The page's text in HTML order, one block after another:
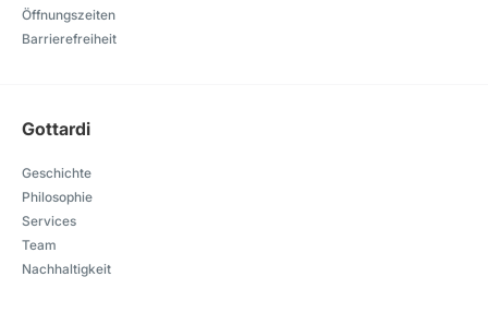
Öffnungszeiten
Barrierefreiheit
Gottardi
Geschichte
Philosophie
Services
Team
Nachhaltigkeit